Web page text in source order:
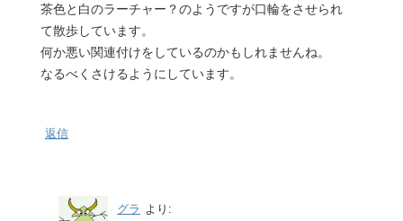
茶色と白のラーチャー？のようですが口輪をさせられ
て散歩しています。
何か悪い関連付けをしているのかもしれませんね。
なるべくさけるようにしています。
返信
グラ より: